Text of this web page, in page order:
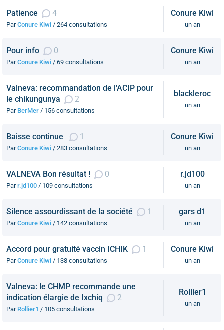
Patience 4
ParConure Kiwi / 264 consultations
Conure Kiwi
un an
Pour info 0
ParConure Kiwi / 69 consultations
Conure Kiwi
un an
Valneva: recommandation de l'ACIP pour
le chikungunya
2
Par BerMer / 156 consultations
blackleroc
un an
Baisse continue 1
ParConure Kiwi / 283 consultations
Conure Kiwi
un an
VALNEVA Bon résultat ! 0
Parr.jd100 / 109 consultations
r.jd100
un an
Silence assourdissant de la société 1
ParConure Kiwi / 142 consultations
gars d1
un an
Accord pour gratuité vaccin ICHIK 1
ParConure Kiwi / 138 consultations
Conure Kiwi
un an
Valneva: le CHMP recommande une
indication élargie de Ixchiq
2
Par Rollier1 / 105 consultations
Rollier1
un an